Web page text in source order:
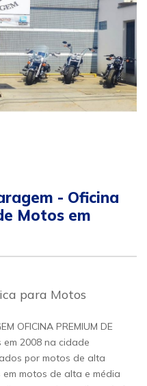
- Oficina
Motos em
para Motos
OFICINA PREMIUM DE
em 2008 na cidade
por motos de alta
motos de alta e média